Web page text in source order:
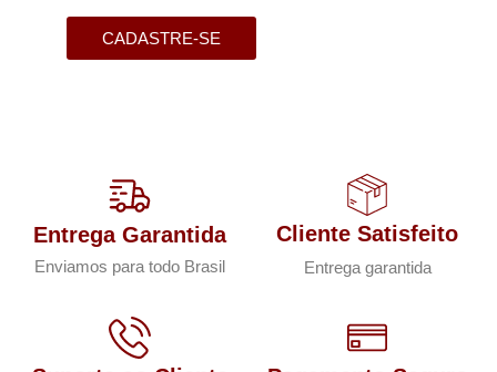
CADASTRE-SE
Entrega Garantida
Enviamos para todo Brasil
Cliente Satisfeito
Entrega garantida